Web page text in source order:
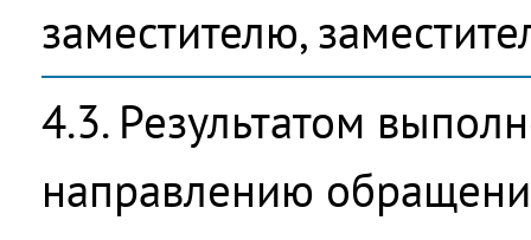
заместителю,
4.3. Результатом
направлению